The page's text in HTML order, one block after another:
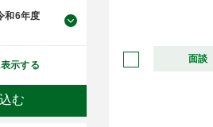
和6年度
示する
面談